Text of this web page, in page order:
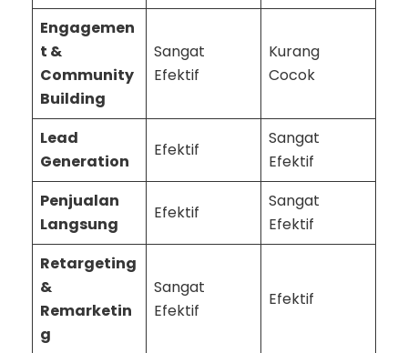
Engagemen
t &
Community
Building
Sangat
Efektif
Kurang
Cocok
Lead
Generation
Efektif
Sangat
Efektif
Penjualan
Langsung
Efektif
Sangat
Efektif
Retargeting
&
Remarketin
g
Sangat
Efektif
Efektif